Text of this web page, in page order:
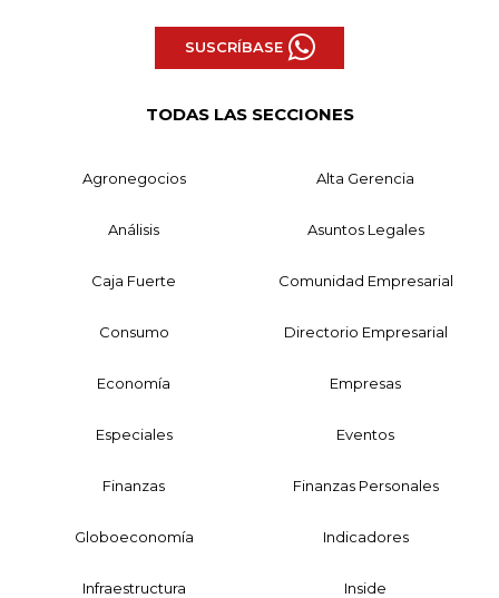
SUSCRÍBASE
TODAS LAS SECCIONES
Agronegocios Alta Gerencia
Análisis Asuntos Legales
Caja Fuerte Comunidad Empresarial
Consumo Directorio Empresarial
Economía Empresas
Especiales Eventos
Finanzas Finanzas Personales
Globoeconomía Indicadores
Infraestructura Inside